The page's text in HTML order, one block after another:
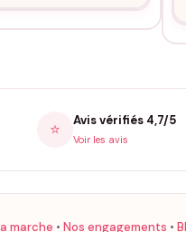
⭐ Avis vérifiés 4,7/5
Voir les avis
marche • Nos engagements •